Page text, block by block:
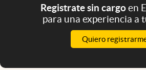
Registrate sin cargoen
para una experiencia a
Quiero